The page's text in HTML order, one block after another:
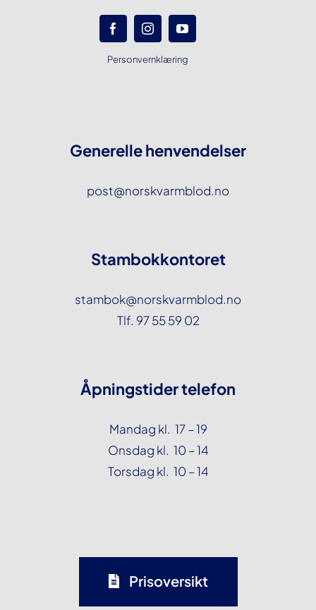
Personvernklæring
Generelle henvendelser
post@norskvarmblod.no
Stambokkontoret
stambok@norskvarmblod.no
Tlf. 97 55 59 02
Åpningstider telefon
Mandag kl. 17 – 19
Onsdag kl. 10 – 14
Torsdag kl. 10 – 14
Prisoversikt